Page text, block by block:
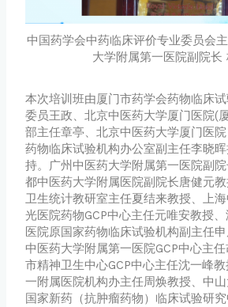
中国药学会中药临床评价专业委员会
大学附属第一医院副院长
本次培训班由厦门市药学会药物临床
委员王政、北京中医药大学厦门医院(
部主任章亭、北京中医药大学厦门医院
药物临床试验机构办公室副主任李晓
持。广州中医药大学附属第一医院副
都中医药大学附属医院副院长唐健元
卫生统计教研室主任夏结来教授、上
光医院药物GCP中心主任元唯安教授
医院原国家药物临床试验机构副主任
中医药大学附属第一医院GCP中心主
市精神卫生中心GCP中心主任沈一峰
一附属医院机构办主任周焕教授、中
国家新药（抗肿瘤药物）临床试验研